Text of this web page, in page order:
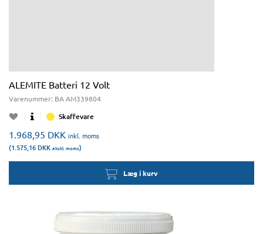
ALEMITE Batteri 12 Volt
Varenummer: BA AM339804
Skaffevare
1.968,95 DKK inkl. moms
(1.575,16 DKK ekskl. moms)
Læg i kurv